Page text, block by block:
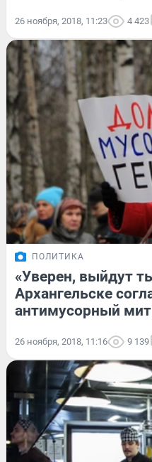
26 ноября, 2018, 11:23 4 423
ПОЛИТИКА
«Уверен, выйдут
Архангельске
антимусорный
26 ноября, 2018, 11:16 9 139